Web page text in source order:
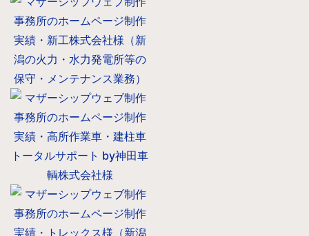
#ワードプレス
#Webデザイン
#写真撮影
#ワードプレス
#Webデザイン
#リニューアル
#写真撮影